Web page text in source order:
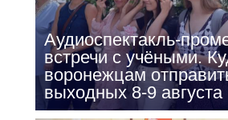
Аудиоспектакль-
встречи с учёными.
воронежцам
выходных 8-9 августа